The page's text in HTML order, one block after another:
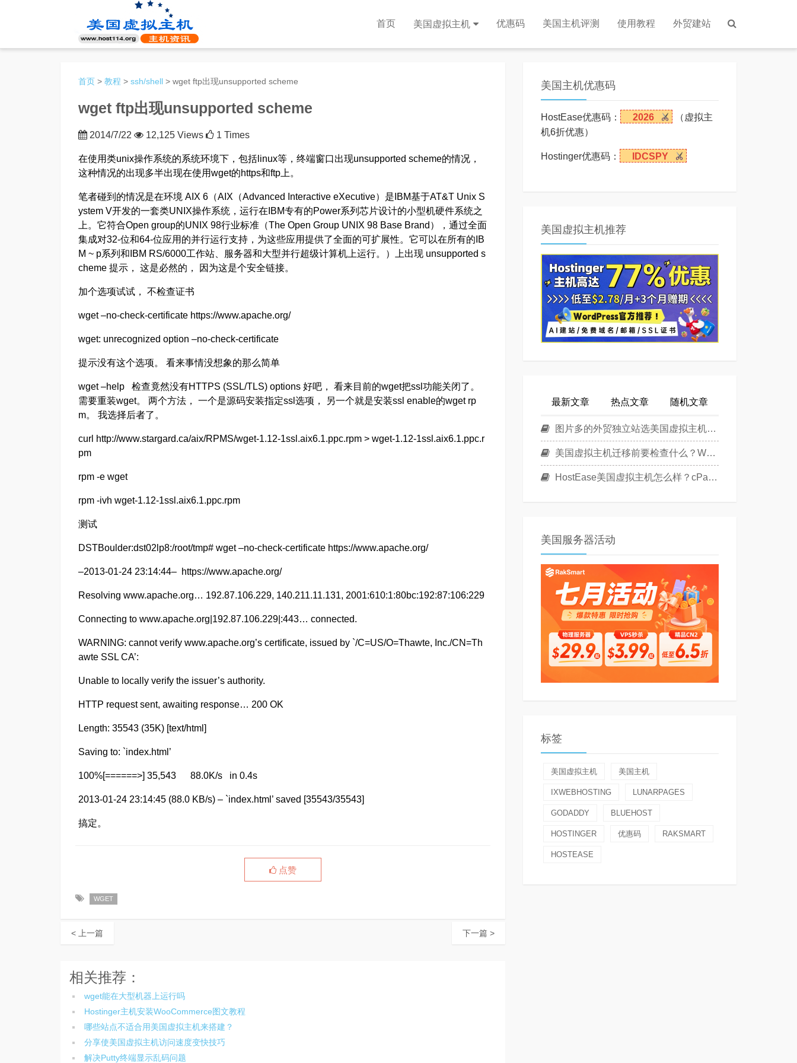
首页 美国虚拟主机 优惠码 美国主机评测 使用教程 外贸建站
首页 > 教程 > ssh/shell > wget ftp出现unsupported scheme
wget ftp出现unsupported scheme
2014/7/22 12,125 Views 1 Times
在使用类unix操作系统的系统环境下，包括linux等，终端窗口出现unsupported scheme的情况，
这种情况的出现多半出现在使用wget的https和ftp上。
笔者碰到的情况是在环境 AIX 6（AIX（Advanced Interactive eXecutive）是IBM基于AT&T Unix S
ystem V开发的一套类UNIX操作系统，运行在IBM专有的Power系列芯片设计的小型机硬件系统之
上。它符合Open group的UNIX 98行业标准（The Open Group UNIX 98 Base Brand），通过全面
集成对32-位和64-位应用的并行运行支持，为这些应用提供了全面的可扩展性。它可以在所有的IB
M ~ p系列和IBM RS/6000工作站、服务器和大型并行超级计算机上运行。）上出现 unsupported s
cheme 提示， 这是必然的， 因为这是个安全链接。
加个选项试试， 不检查证书
wget –no-check-certificate https://www.apache.org/
wget: unrecognized option –no-check-certificate
提示没有这个选项。 看来事情没想象的那么简单
wget –help 检查竟然没有HTTPS (SSL/TLS) options 好吧， 看来目前的wget把ssl功能关闭了。
需要重装wget。 两个方法， 一个是源码安装指定ssl选项， 另一个就是安装ssl enable的wget rp
m。 我选择后者了。
curl http://www.stargard.ca/aix/RPMS/wget-1.12-1ssl.aix6.1.ppc.rpm > wget-1.12-1ssl.aix6.1.ppc.r
pm
rpm -e wget
rpm -ivh wget-1.12-1ssl.aix6.1.ppc.rpm
测试
DSTBoulder:dst02lp8:/root/tmp# wget –no-check-certificate https://www.apache.org/
–2013-01-24 23:14:44– https://www.apache.org/
Resolving www.apache.org… 192.87.106.229, 140.211.11.131, 2001:610:1:80bc:192:87:106:229
Connecting to www.apache.org|192.87.106.229|:443… connected.
WARNING: cannot verify www.apache.org’s certificate, issued by `/C=US/O=Thawte, Inc./CN=Th
awte SSL CA’:
Unable to locally verify the issuer’s authority.
HTTP request sent, awaiting response… 200 OK
Length: 35543 (35K) [text/html]
Saving to: `index.html’
100%[======>] 35,543 88.0K/s in 0.4s
2013-01-24 23:14:45 (88.0 KB/s) – `index.html’ saved [35543/35543]
搞定。
点赞
WGET
< 上一篇 下一篇 >
相关推荐：
wget能在大型机器上运行吗
Hostinger主机安装WooCommerce图文教程
哪些站点不适合用美国虚拟主机来搭建？
分享使美国虚拟主机访问速度变快技巧
解决Putty终端显示乱码问题
美国主机优惠码
HostEase优惠码： 2026
（虚拟主
机6折优惠）
Hostinger优惠码： IDCSPY
美国虚拟主机推荐
最新文章 热点文章 随机文章
图片多的外贸独立站选美国虚拟主机还是美国云主机？
美国虚拟主机迁移前要检查什么？WordPress换主机清单
HostEase美国虚拟主机怎么样？cPanel面板美国Linux主机方案介绍
美国服务器活动
标签
美国虚拟主机 美国主机
IXWEBHOSTING LUNARPAGES
GODADDY BLUEHOST
HOSTINGER 优惠码 RAKSMART
HOSTEASE